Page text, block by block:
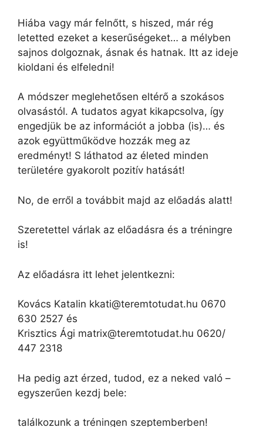
Hiába vagy már felnőtt, s hiszed, már rég
letetted ezeket a keserűségeket… a mélyben
sajnos dolgoznak, ásnak és hatnak. Itt az ideje
kioldani és elfeledni!
A módszer meglehetősen eltérő a szokásos
olvasástól. A tudatos agyat kikapcsolva, így
engedjük be az információt a jobba (is)… és
azok együttműködve hozzák meg az
eredményt! S láthatod az életed minden
területére gyakorolt pozitív hatását!
No, de erről a továbbit majd az előadás alatt!
Szeretettel várlak az előadásra és a tréningre
is!
Az előadásra itt lehet jelentkezni:
Kovács Katalin kkati@teremtotudat.hu 0670
630 2527 és
Krisztics Ági matrix@teremtotudat.hu 0620/
447 2318
Ha pedig azt érzed, tudod, ez a neked való –
egyszerűen kezdj bele:
találkozunk a tréningen szeptemberben!